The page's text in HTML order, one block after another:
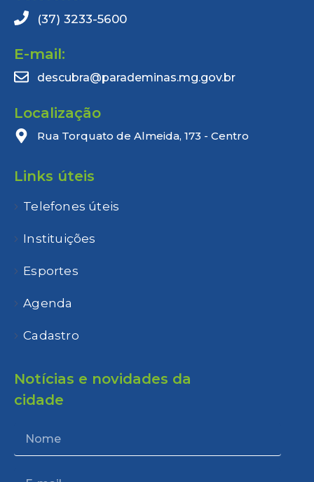
(37) 3233-5600
E-mail:
descubra@parademinas.mg.gov.br
Localização
Rua Torquato de Almeida, 173 - Centro
Links úteis
Telefones úteis
Instituições
Esportes
Agenda
Cadastro
Notícias e novidades da
cidade